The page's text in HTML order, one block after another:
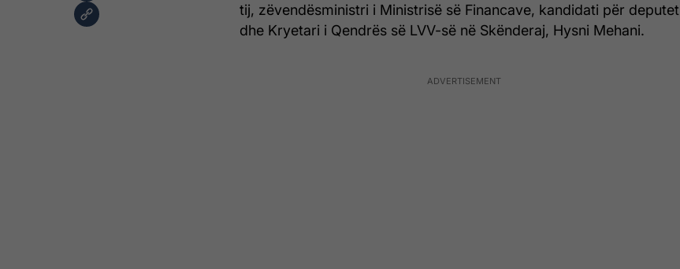
tij, zëvendësministri i Ministrisë së Financave, kandidati për deputet
dhe Kryetari i Qendrës së LVV-së në Skënderaj, Hysni Mehani.